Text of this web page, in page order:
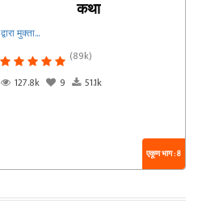
कथा
द्वारा मुक्ता...
(89k)
127.8k
9 51.1k
एकूण भाग : 8